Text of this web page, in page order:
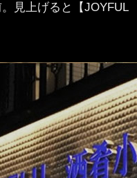
。見上げると【